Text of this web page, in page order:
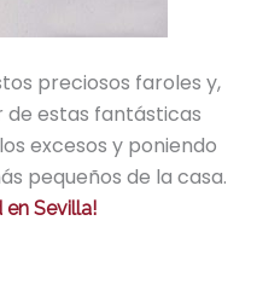
preciosos faroles y,
de estas fantásticas
excesos y poniendo
pequeños de la casa.
en Sevilla!